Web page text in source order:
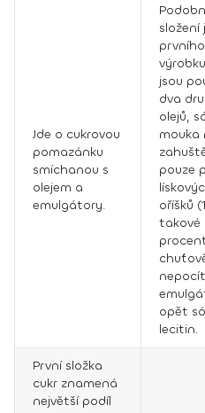
Jde o cukrovou
pomazánku
smíchanou s
olejem a
emulgátory.
složení
prvního
jsou
dva
olejů,
mouka
pouze
oříšků
takové
opět
lecitin.
První složka
cukr znamená
největší podíl